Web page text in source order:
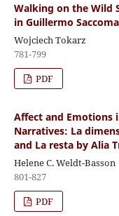
Walking on the Wild
in Guillermo
Wojciech Tokarz
781-799
PDF
Affect and Emotions
Narratives: La
and La resta by Alia
Helene C. Weldt-Basson
801-827
PDF